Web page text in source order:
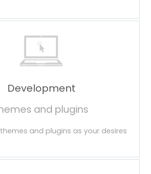
Development
and plugins
and plugins as your desires